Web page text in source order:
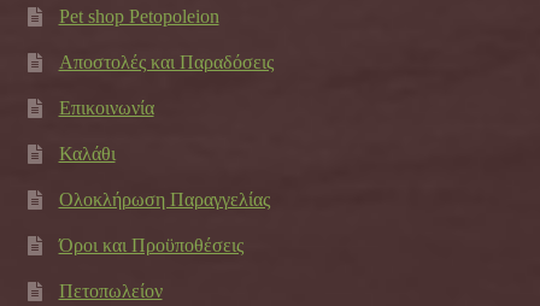
Pet shop Petopoleion
Αποστολές και Παραδόσεις
Επικοινωνία
Καλάθι
Ολοκλήρωση Παραγγελίας
Όροι και Προϋποθέσεις
Πετοπωλείον